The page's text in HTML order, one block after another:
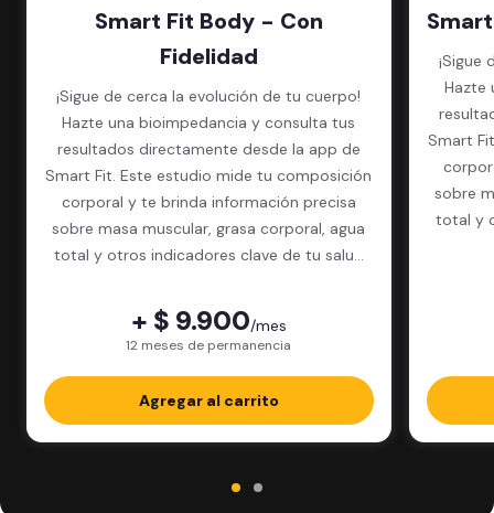
Smart Fit Body - Con
Fidelidad
¡Sigue de cerca la evolución de tu cuerpo!
Hazte una bioimpedancia y consulta tus
resultados directamente desde la app de
Smart Fit. Este estudio mide tu composición
corporal y te brinda información precisa
sobre masa muscular, grasa corporal, agua
total y otros indicadores clave de tu salud
+ $ 9.900/mes
12 meses de permanencia
Agregar al carrito
¡Sigue
Hazte
Smart
sobre
total y